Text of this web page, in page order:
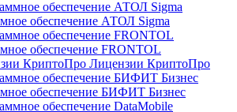
обеспечение АТОЛ Sigma
обеспечение FRONTOL
Лицензии КриптоПро
обеспечение БИФИТ Бизнес